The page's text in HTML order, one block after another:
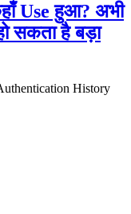
Use हुआ? अभी
सकता है बड़ा
History